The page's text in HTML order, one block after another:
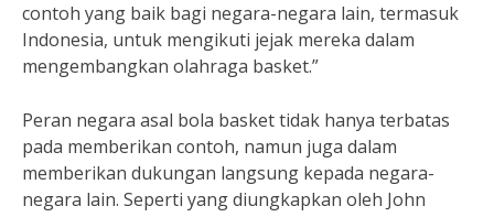
contoh yang baik bagi negara-negara lain, termasuk
Indonesia, untuk mengikuti jejak mereka dalam
mengembangkan olahraga basket.”
Peran negara asal bola basket tidak hanya terbatas
pada memberikan contoh, namun juga dalam
memberikan dukungan langsung kepada negara-
negara lain. Seperti yang diungkapkan oleh John